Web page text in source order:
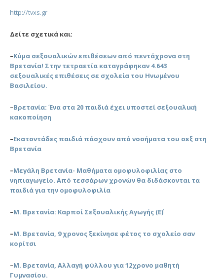
http://tvxs.gr
Δείτε σχετικά και:
–Κύμα σεξουαλικών επιθέσεων από πεντάχρονα στη
Βρετανία! Στην τετραετία καταγράφηκαν 4.643
σεξουαλικές επιθέσεις σε σχολεία του Ηνωμένου
Βασιλείου.
–Βρετανία: Ένα στα 20 παιδιά έχει υποστεί σεξουαλική
κακοποίηση
–Εκατοντάδες παιδιά πάσχουν από νοσήματα του σεξ στη
Βρετανία
–Μεγάλη Βρετανία- Μαθήματα ομοφυλοφιλίας στο
νηπιαγωγείο. Από τεσσάρων χρονών θα διδάσκονται τα
παιδιά για την ομοφυλοφιλία
–Μ. Βρετανία: Καρποί Σεξουαλικής Αγωγής (Ε΄)
–Μ. Βρετανία, 9 χρονος ξεκίνησε φέτος το σχολείο σαν
κορίτσι
–Μ. Βρετανία, Αλλαγή φύλλου για 12χρονο μαθητή
Γυμνασίου.